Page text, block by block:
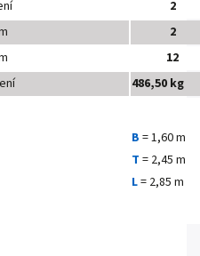
2
2
12
486,50 kg
B = 1,60 m
T = 2,45 m
L= 2,85 m